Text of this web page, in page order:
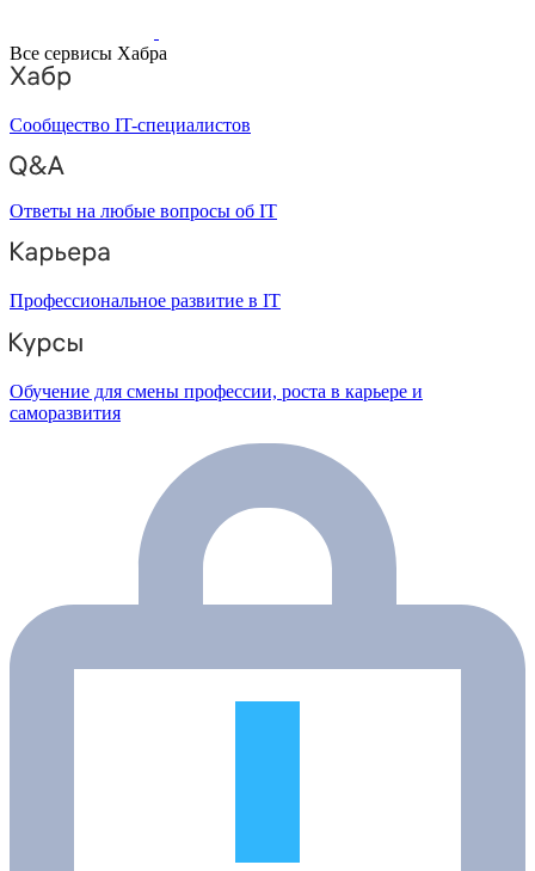
Все сервисы Хабра
Сообщество IT-специалистов
Ответы на любые вопросы об IT
Профессиональное развитие в IT
Обучение для смены профессии, роста в карьере и
саморазвития